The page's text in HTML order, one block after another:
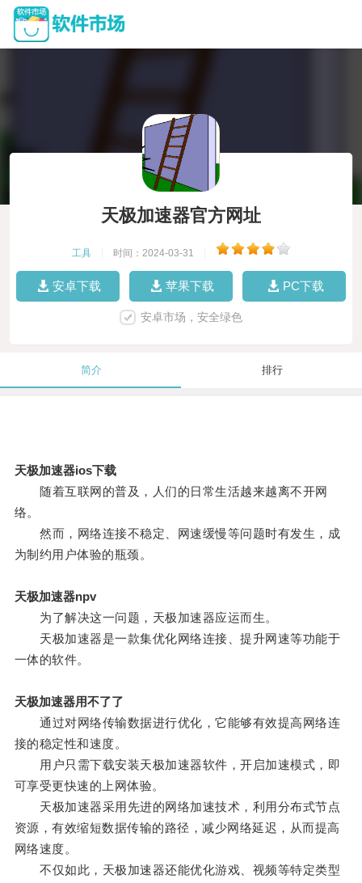
天极加速器官方网址
工具 时间：2024-03-31
安卓下载 苹果下载 PC下载
安卓市场，安全绿色
简介 排行
天极加速器ios下载
随着互联网的普及，人们的日常生活越来越离不开网
络。
然而，网络连接不稳定、网速缓慢等问题时有发生，成
为制约用户体验的瓶颈。
天极加速器npv
为了解决这一问题，天极加速器应运而生。
天极加速器是一款集优化网络连接、提升网速等功能于
一体的软件。
天极加速器用不了了
通过对网络传输数据进行优化，它能够有效提高网络连
接的稳定性和速度。
用户只需下载安装天极加速器软件，开启加速模式，即
可享受更快速的上网体验。
天极加速器采用先进的网络加速技术，利用分布式节点
资源，有效缩短数据传输的路径，减少网络延迟，从而提高
网络速度。
不仅如此，天极加速器还能优化游戏、视频等特定类型